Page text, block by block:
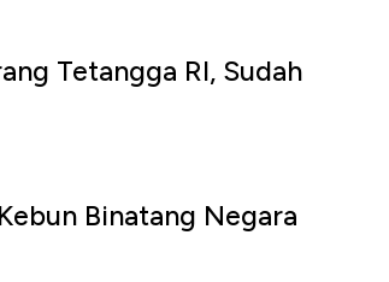
Tetangga RI, Sudah
Binatang Negara